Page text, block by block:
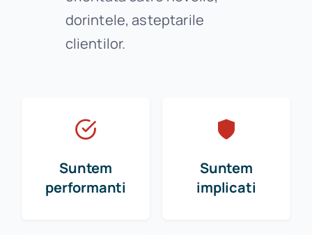
Suntem
performanti
Suntem
implicati
dorintele, asteptarile
clientilor.